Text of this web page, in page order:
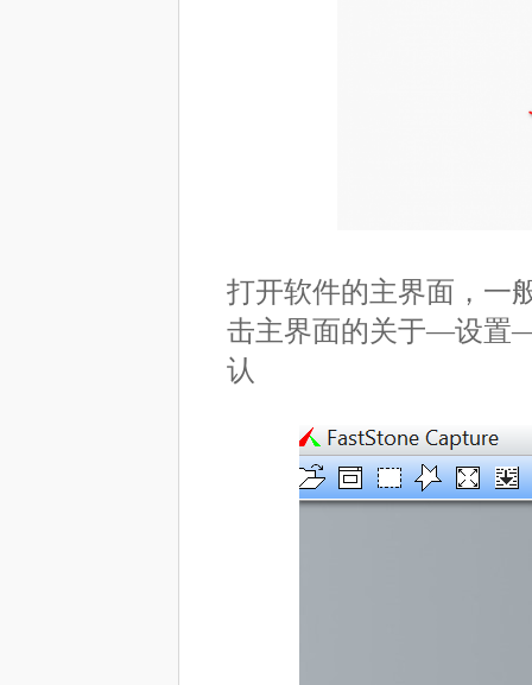
打开软件的主界面，一
击主界面的关于—设置
认